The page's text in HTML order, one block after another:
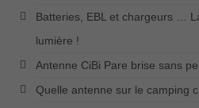
Batteries, EBL et chargeurs …
lumière !
Antenne CiBi Pare brise sans
Quelle antenne sur le camping